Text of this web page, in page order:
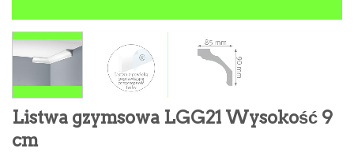
Listwa gzymsowa LGG21 Wysokość 9
cm